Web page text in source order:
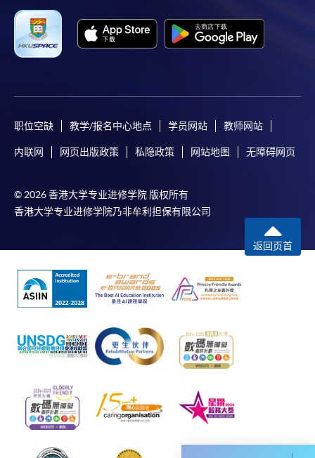
除由学院裁定的特殊情况（例如课程因报名人数不足
而取消）之外，一切已缴费用概不退还。如获学院批
准退还款项，以现金、易办事、微信支付、支付宝、
除本学院网页所列明的学费外，个别课程或有其他额
请一经批准，学员须缴付港币120元手续费。
学院对邮递失误而遗失的支票或本票、付款收据或个
上足够邮资的回邮信封、连同划线支票交回本学院。
每张收据申请费用为港币30 元。支票抬头注明「香
职位空缺 教学/报名中心地点 学员网站 教师网站
内联网 网页出版政策 私隐政策 网站地图 无障碍网页
© 2026 香港大学专业进修学院 版权所有
香港大学专业进修学院乃非牟利担保有限公司
返回页首